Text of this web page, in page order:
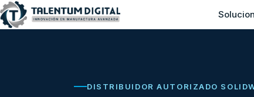
DISTRIBUIDOR AUTORIZADO